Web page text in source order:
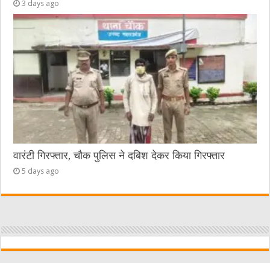
3 days ago
वारंटी गिरफ्तार, चौक पुलिस ने दबिश देकर किया गिरफ्तार
5 days ago